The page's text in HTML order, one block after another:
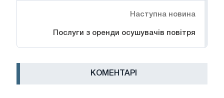
Наступна новина
Послуги з оренди осушувачів повітря
КОМЕНТАРІ